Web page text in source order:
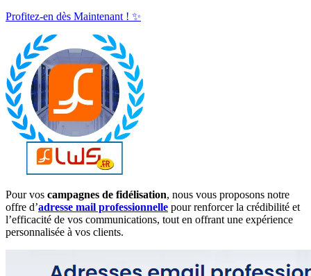
Profitez-en dès Maintenant ! ✨
Pour vos campagnes de fidélisation, nous vous proposons notre
offre d’adresse mail professionnelle pour renforcer la crédibilité et
l’efficacité de vos communications, tout en offrant une expérience
personnalisée à vos clients.